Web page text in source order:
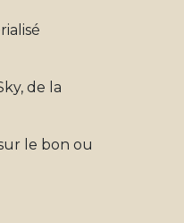
de la
le bon ou